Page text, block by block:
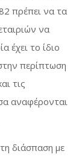
πρέπει να τα
να
έχει το ίδιο
περίπτωση
τις
αναφέρονται
διάσπαση με